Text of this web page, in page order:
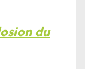
du